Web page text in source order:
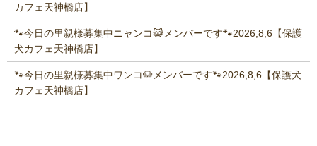
カフェ天神橋店】
🐾今日の里親様募集中ニャンコ😺メンバーです🐾2026,8,6【保護
犬カフェ天神橋店】
🐾今日の里親様募集中ワンコ🐶メンバーです🐾2026,8,6【保護犬
カフェ天神橋店】